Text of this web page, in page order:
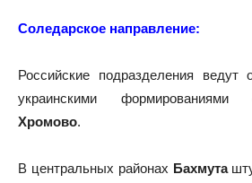
Соледарское направление:
Российские подразделения ведут
украинскими формированиями
Хромово.
В центральных районах Бахмута